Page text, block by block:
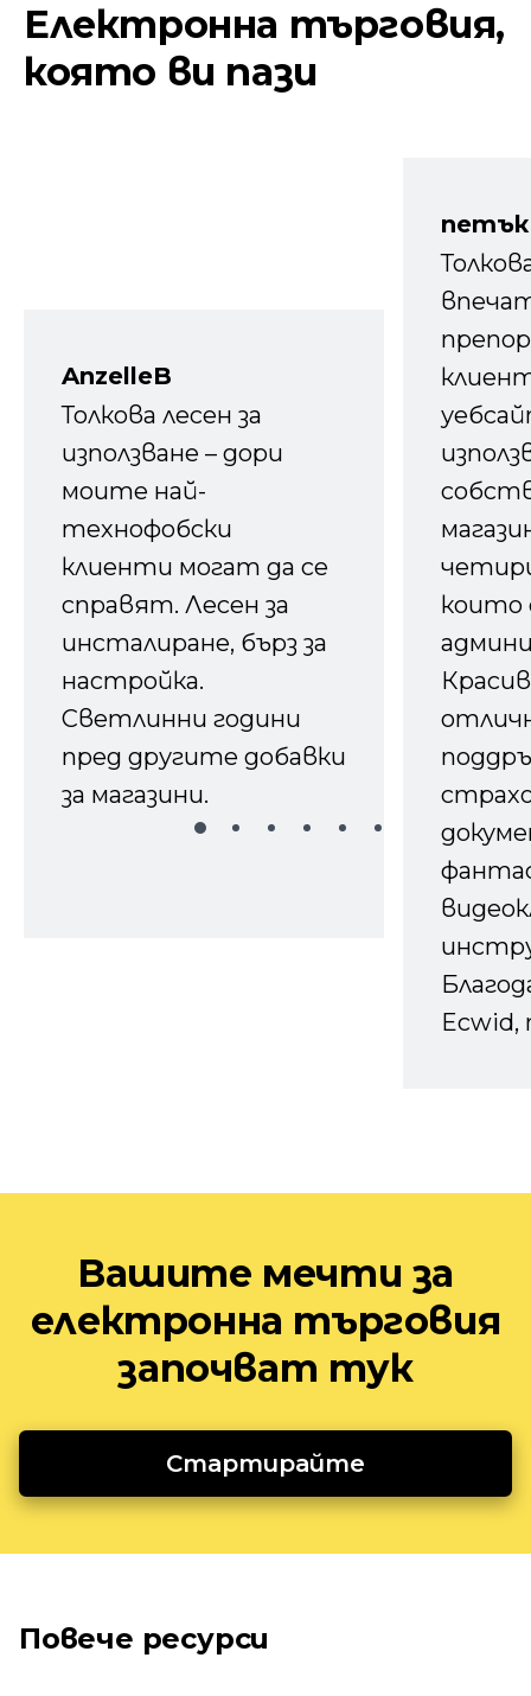
Електронна търговия,
която ви пази
AnzelleB
Толкова лесен за
използване – дори
моите най-
технофобски
клиенти могат да се
справят. Лесен за
инсталиране, бърз за
настройка.
Светлинни години
пред другите добавки
за магазини.
които
Ecwid,
Вашите мечти за
електронна търговия
започват тук
Стартирайте
Повече ресурси